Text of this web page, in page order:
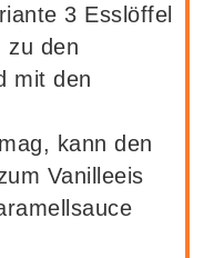
3 Esslöffel
zu den
mit den
kann den
Vanilleeis